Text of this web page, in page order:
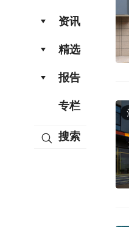
资讯
精选
报告
专栏
搜索